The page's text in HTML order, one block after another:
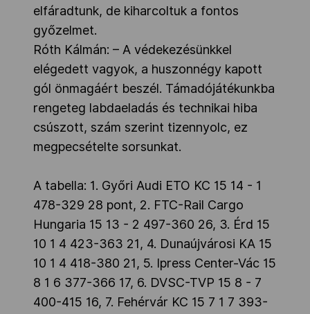
elfáradtunk, de kiharcoltuk a fontos
győzelmet.
Róth Kálmán: – A védekezésünkkel
elégedett vagyok, a huszonnégy kapott
gól önmagáért beszél. Támadójátékunkba
rengeteg labdaeladás és technikai hiba
csúszott, szám szerint tizennyolc, ez
megpecsételte sorsunkat.
A tabella: 1. Győri Audi ETO KC 15 14 - 1
478-329 28 pont, 2. FTC-Rail Cargo
Hungaria 15 13 - 2 497-360 26, 3. Érd 15
10 1 4 423-363 21, 4. Dunaújvárosi KA 15
10 1 4 418-380 21, 5. Ipress Center-Vác 15
8 1 6 377-366 17, 6. DVSC-TVP 15 8 - 7
400-415 16, 7. Fehérvár KC 15 7 1 7 393-